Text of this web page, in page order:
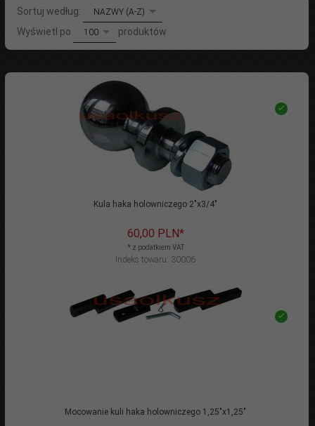
Sortuj według: sortNAZWY (A-Z)
Wyświetl po pop100 produktów
Kula haka holowniczego 2"x3/4"
60,00 PLN*
* z podatkiem VAT
Indeks towaru: 30006
Mocowanie kuli haka holowniczego 1,25"x1,25"